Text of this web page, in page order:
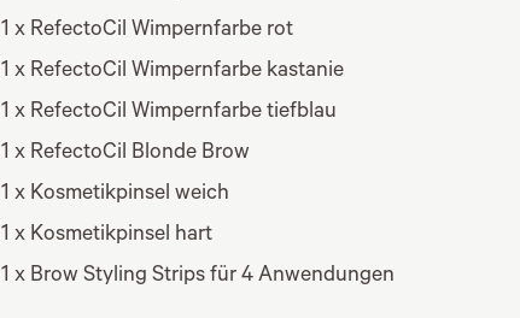
1 x RefectoCil Wimpernfarbe rot
1 x RefectoCil Wimpernfarbe kastanie
1 x RefectoCil Wimpernfarbe tiefblau
1 x RefectoCil Blonde Brow
1 x Kosmetikpinsel weich
1 x Kosmetikpinsel hart
1 x Brow Styling Strips für 4 Anwendungen